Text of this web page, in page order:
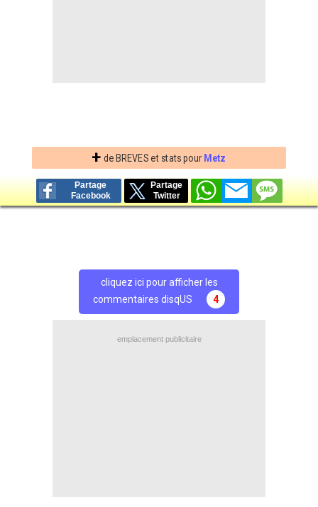
+ de BREVES et stats pour Metz
Partage
Facebook
Partage
Twitter
cliquez ici pour afficher les
commentaires disqUS
4
emplacement publicitaire